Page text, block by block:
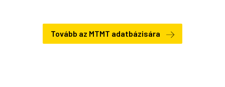
Tovább az MTMT adatbázisára